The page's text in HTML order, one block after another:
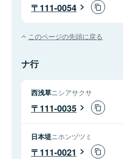
111-0054
このページの先頭に戻る
ナ行
西浅草ニシアサクサ
111-0035
日本堤ニホンヅツミ
111-0021